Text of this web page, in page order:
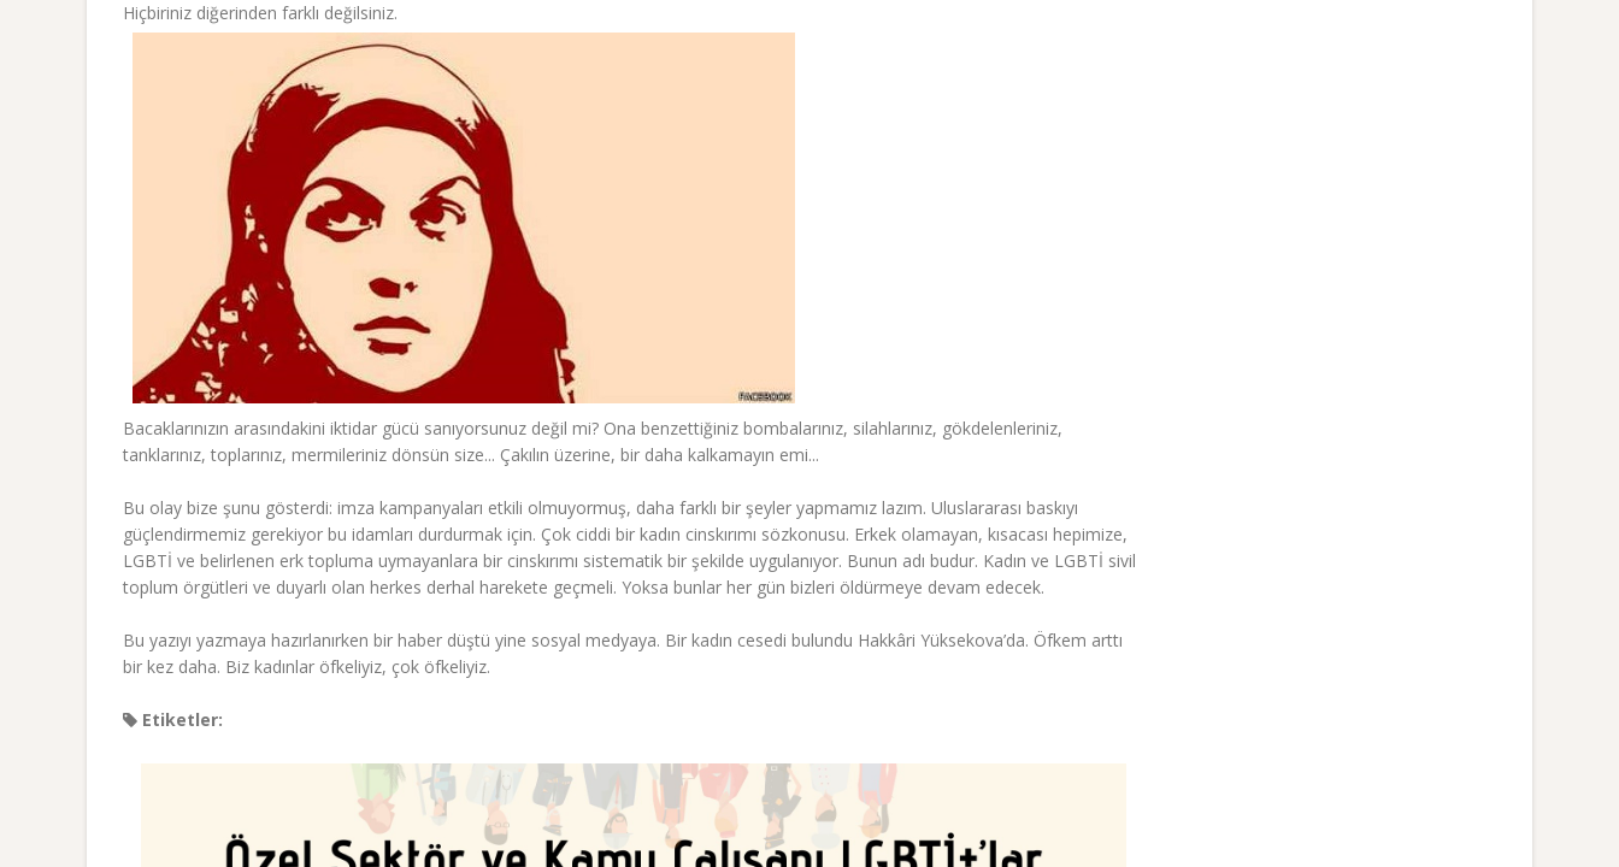
Hiçbiriniz diğerinden farklı değilsiniz.
Bacaklarınızın arasındakini iktidar gücü sanıyorsunuz değil mi? Ona benzettiğiniz bombalarınız, silahlarınız, gökdelenleriniz,
tanklarınız, toplarınız, mermileriniz dönsün size... Çakılın üzerine, bir daha kalkamayın emi...
Bu olay bize şunu gösterdi: imza kampanyaları etkili olmuyormuş, daha farklı bir şeyler yapmamız lazım. Uluslararası baskıyı
güçlendirmemiz gerekiyor bu idamları durdurmak için. Çok ciddi bir kadın cinskırımı sözkonusu. Erkek olamayan, kısacası hepimize,
LGBTİ ve belirlenen erk topluma uymayanlara bir cinskırımı sistematik bir şekilde uygulanıyor. Bunun adı budur. Kadın ve LGBTİ sivil
toplum örgütleri ve duyarlı olan herkes derhal harekete geçmeli. Yoksa bunlar her gün bizleri öldürmeye devam edecek.
Bu yazıyı yazmaya hazırlanırken bir haber düştü yine sosyal medyaya. Bir kadın cesedi bulundu Hakkâri Yüksekova’da. Öfkem arttı
bir kez daha. Biz kadınlar öfkeliyiz, çok öfkeliyiz.
Etiketler: